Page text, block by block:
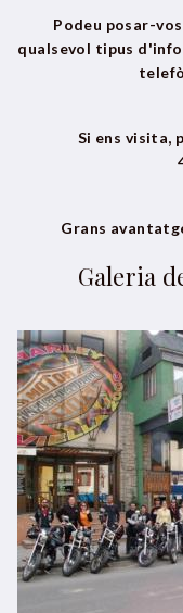
Podeu posar-
qualsevol tipus
Si ens visita,
Grans
Galeria